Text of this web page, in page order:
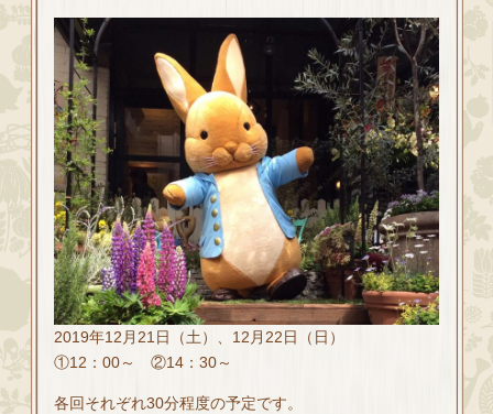
2019年12月21日（土）、12月22日（日）
①12：00～ ②14：30～
各回それぞれ30分程度の予定です。